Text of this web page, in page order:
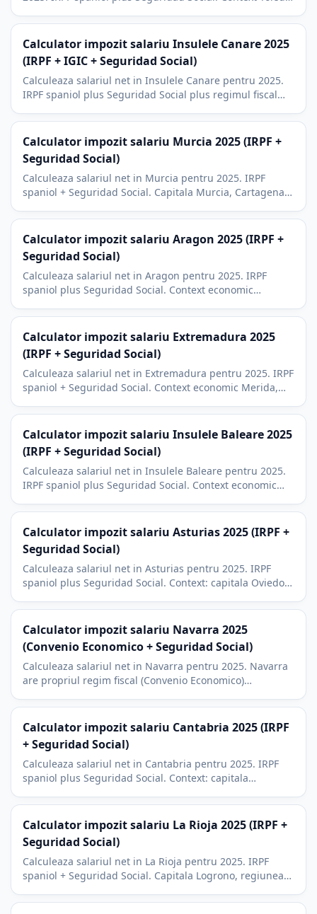
Calculator impozit salariu Insulele Canare 2025
(IRPF + IGIC + Seguridad Social)
Calculeaza salariul net in Insulele Canare pentru 2025.
IRPF spaniol plus Seguridad Social plus regimul fiscal
Calculator impozit salariu Murcia 2025 (IRPF +
Seguridad Social)
Calculeaza salariul net in Murcia pentru 2025. IRPF
spaniol + Seguridad Social. Capitala Murcia, Cartagena
Calculator impozit salariu Aragon 2025 (IRPF +
Seguridad Social)
Calculeaza salariul net in Aragon pentru 2025. IRPF
spaniol plus Seguridad Social. Context economic
logistica.
Calculator impozit salariu Extremadura 2025
(IRPF + Seguridad Social)
Calculeaza salariul net in Extremadura pentru 2025. IRPF
spaniol + Seguridad Social. Context economic Merida,
Calculator impozit salariu Insulele Baleare 2025
(IRPF + Seguridad Social)
Calculeaza salariul net in Insulele Baleare pentru 2025.
IRPF spaniol plus Seguridad Social. Context economic
Calculator impozit salariu Asturias 2025 (IRPF +
Seguridad Social)
Calculeaza salariul net in Asturias pentru 2025. IRPF
spaniol plus Seguridad Social. Context: capitala Oviedo,
Calculator impozit salariu Navarra 2025
(Convenio Economico + Seguridad Social)
Calculeaza salariul net in Navarra pentru 2025. Navarra
are propriul regim fiscal (Convenio Economico)
Volkswagen Navarra.
Calculator impozit salariu Cantabria 2025 (IRPF
+ Seguridad Social)
Calculeaza salariul net in Cantabria pentru 2025. IRPF
spaniol plus Seguridad Social. Context: capitala
Atlanticului.
Calculator impozit salariu La Rioja 2025 (IRPF +
Seguridad Social)
Calculeaza salariul net in La Rioja pentru 2025. IRPF
spaniol + Seguridad Social. Capitala Logrono, regiunea